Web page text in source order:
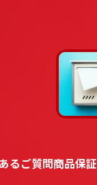
るご質問商品保証